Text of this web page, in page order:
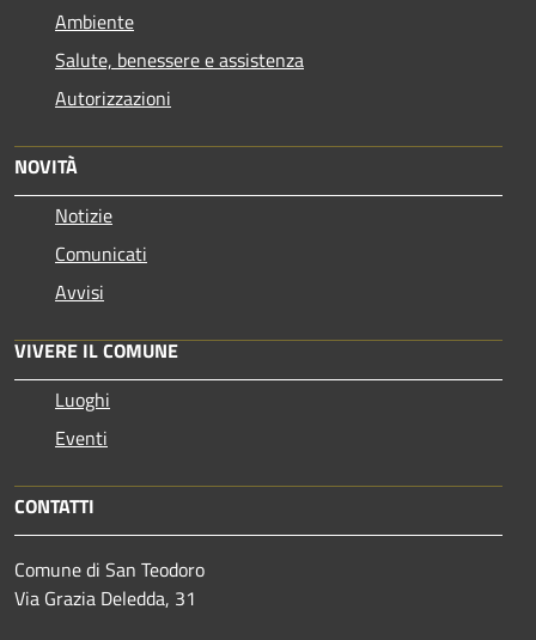
Ambiente
Salute, benessere e assistenza
Autorizzazioni
NOVITÀ
Notizie
Comunicati
Avvisi
VIVERE IL COMUNE
Luoghi
Eventi
CONTATTI
Comune di San Teodoro
Via Grazia Deledda, 31